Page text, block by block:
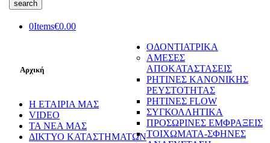
0Items€0.00
Αρχική
Η ΕΤΑΙΡΙΑ ΜΑΣ
VIDEO
ΤΑ ΝΕΑ ΜΑΣ
ΔΙΚΤΥΟ ΚΑΤΑΣΤΗΜΑΤΩΝ
ΟΔΟΝΤΙΑΤΡΙΚΑ
ΑΜΕΣΕΣ
ΑΠΟΚΑΤΑΣΤΑΣΕΙΣ
ΡΗΤΙΝΕΣ ΚΑΝΟΝΙΚΗΣ
ΡΕΥΣΤΟΤΗΤΑΣ
ΡΗΤΙΝΕΣ FLOW
ΣΥΓΚΟΛΛΗΤΙΚΑ
ΠΡΟΣΩΡΙΝΕΣ ΕΜΦΡΑΞΕΙΣ
ΤΟΙΧΩΜΑΤΑ-ΣΦΗΝΕΣ